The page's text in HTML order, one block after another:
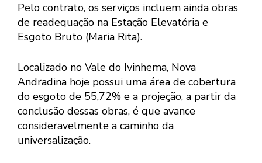
Pelo contrato, os serviços incluem ainda obras
de readequação na Estação Elevatória e
Esgoto Bruto (Maria Rita).
Localizado no Vale do Ivinhema, Nova
Andradina hoje possui uma área de cobertura
do esgoto de 55,72% e a projeção, a partir da
conclusão dessas obras, é que avance
consideravelmente a caminho da
universalização.